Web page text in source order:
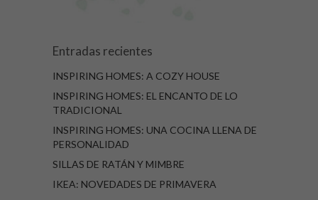
Entradas recientes
INSPIRING HOMES: A COZY HOUSE
INSPIRING HOMES: EL ENCANTO DE LO
TRADICIONAL
INSPIRING HOMES: UNA COCINA LLENA DE
PERSONALIDAD
SILLAS DE RATÁN Y MIMBRE
IKEA: NOVEDADES DE PRIMAVERA